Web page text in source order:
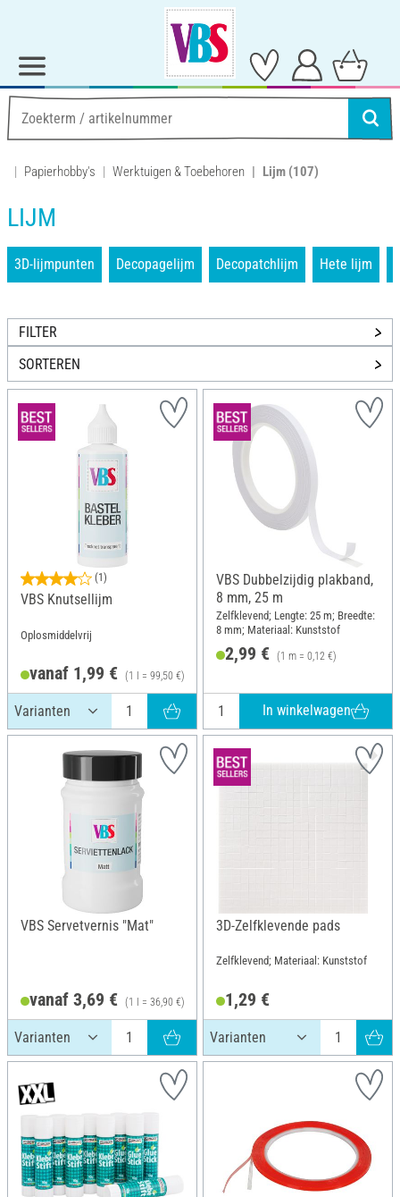
Papierhobby's Werktuigen & Toebehoren Lijm (107)
LIJM
3D-lijmpunten Decopagelijm Decopatchlijm Hete lijm
FILTER
SORTEREN
(1)
VBS Knutsellijm
Oplosmiddelvrij
vanaf 1,99 € (1 l = 99,50 €)
VBS Dubbelzijdig plakband,
8 mm, 25 m
Zelfklevend; Lengte: 25 m; Breedte:
8 mm; Materiaal: Kunststof
2,99 € (1 m = 0,12 €)
In winkelwagen
VBS Servetvernis "Mat"
vanaf 3,69 € (1 l = 36,90 €)
3D-Zelfklevende pads
Zelfklevend; Materiaal: Kunststof
1,29 €